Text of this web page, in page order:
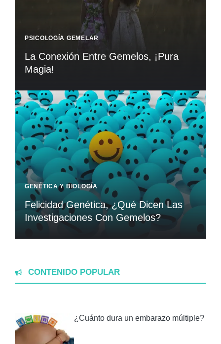
PSICOLOGÍA GEMELAR
La Conexión Entre Gemelos, ¡Pura
Magia!
GENÉTICA Y BIOLOGÍA
Felicidad Genética, ¿Qué Dicen Las
Investigaciones Con Gemelos?
CONTENIDO POPULAR
¿Cuánto dura un embarazo múltiple?